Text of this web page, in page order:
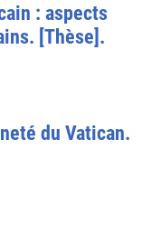
: aspects
[Thèse].
du Vatican.